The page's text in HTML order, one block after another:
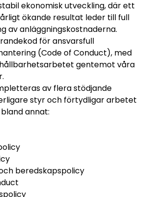
ekonomisk utveckling, där ett
ökande resultat leder till full
av anläggningskostnaderna.
för ansvarsfull
(Code of Conduct), med
gentemot våra
av flera stödjande
styr och förtydligar arbetet
annat:
beredskapspolicy